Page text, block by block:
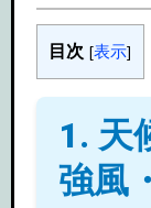
目次 [表示]
1. 天
強風